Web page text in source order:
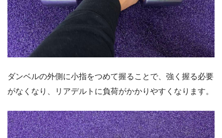
ダンベルの外側に小指をつめて握ることで、強く握る必要
がなくなり、リアデルトに負荷がかかりやすくなります。